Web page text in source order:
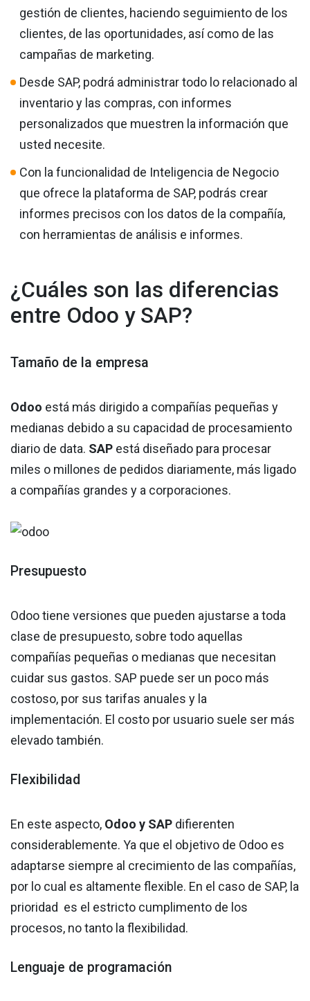
gestión de clientes, haciendo seguimiento de los
clientes, de las oportunidades, así como de las
campañas de marketing.
Desde SAP, podrá administrar todo lo relacionado al
inventario y las compras, con informes
personalizados que muestren la información que
usted necesite.
Con la funcionalidad de Inteligencia de Negocio
que ofrece la plataforma de SAP, podrás crear
informes precisos con los datos de la compañía,
con herramientas de análisis e informes.
¿Cuáles son las diferencias
entre Odoo y SAP?
Tamaño de la empresa
Odoo está más dirigido a compañías pequeñas y
medianas debido a su capacidad de procesamiento
diario de data. SAP está diseñado para procesar
miles o millones de pedidos diariamente, más ligado
a compañías grandes y a corporaciones.
Presupuesto
Odoo tiene versiones que pueden ajustarse a toda
clase de presupuesto, sobre todo aquellas
compañías pequeñas o medianas que necesitan
cuidar sus gastos. SAP puede ser un poco más
costoso, por sus tarifas anuales y la
implementación. El costo por usuario suele ser más
elevado también.
Flexibilidad
En este aspecto, Odoo y SAP difierenten
considerablemente. Ya que el objetivo de Odoo es
adaptarse siempre al crecimiento de las compañías,
por lo cual es altamente flexible. En el caso de SAP, la
prioridad es el estricto cumplimento de los
procesos, no tanto la flexibilidad.
Lenguaje de programación